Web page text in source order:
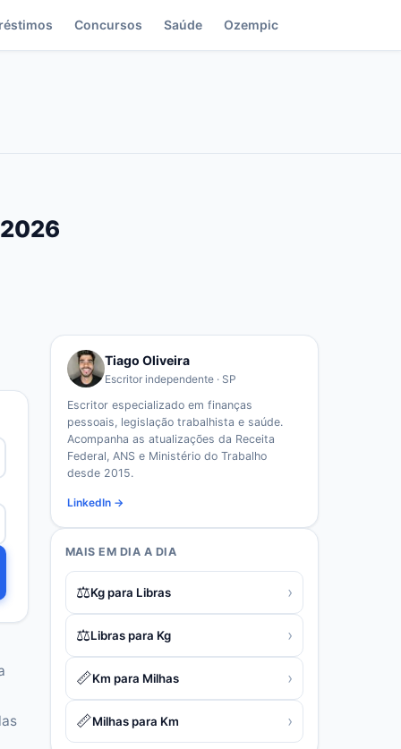
Concursos Saúde Ozempic
Tiago Oliveira
Escritor independente · SP
Escritor especializado em finanças
pessoais, legislação trabalhista e saúde.
Acompanha as atualizações da Receita
Federal, ANS e Ministério do Trabalho
desde 2015.
LinkedIn →
MAIS EM DIA A DIA
⚖️Kg para Libras ›
⚖️Libras para Kg ›
📏Km para Milhas ›
📏Milhas para Km ›